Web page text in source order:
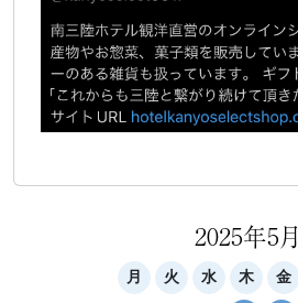
2025年5月
月 火 水 木 金